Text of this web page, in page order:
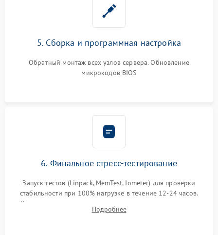
5. Сборка и программная настройка
Обратный монтаж всех узлов сервера. Обновление
микрокодов BIOS
6. Финальное стресс-тестирование
Запуск тестов (Linpack, MemTest, Iometer) для проверки
стабильности при 100% нагрузке в течение 12-24 часов.
Контроль температурных режимов, проверка отсутствия
троттлинга и подготовка сервера к выдаче.
Подробнее